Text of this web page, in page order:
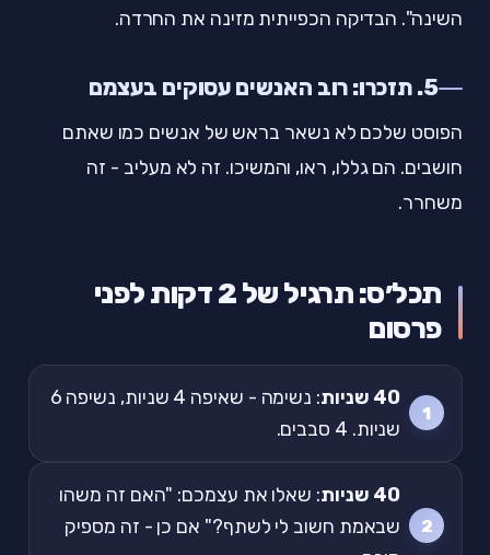
השינה". הבדיקה הכפייתית מזינה את החרדה.
5. תזכרו: רוב האנשים עסוקים בעצמם
הפוסט שלכם לא נשאר בראש של אנשים כמו שאתם
חושבים. הם גללו, ראו, והמשיכו. זה לא מעליב - זה
משחרר.
תכל׳ס: תרגיל של 2 דקות לפני
פרסום
40 שניות
: נשימה - שאיפה 4 שניות, נשיפה 6
שניות. 4 סבבים.
40 שניות
: שאלו את עצמכם: "האם זה משהו
שבאמת חשוב לי לשתף?" אם כן - זה מספיק